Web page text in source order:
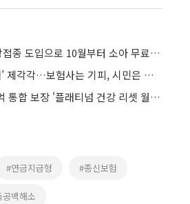
프리베나20, 국가예방접종 도입으로 10월부터 소아 무료 접종
지자체 ‘시민안전보험’ 제각각…보험사는 기피, 시민은 소외
흥국화재, 비급여 10억 통합 보장 '플래티넘 건강 리셋 월렛'⋯"갱신 시 한도 복원"
#연금지급형 #종신보험
백해소